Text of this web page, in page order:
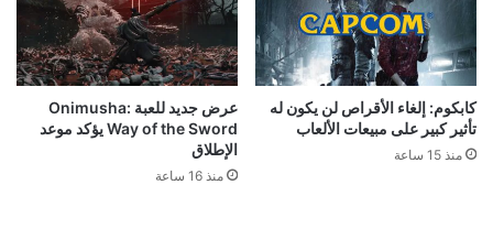
كابكوم: إلغاء الأقراص لن يكون له
تأثير كبير على مبيعات الألعاب
منذ 15 ساعة
عرض جديد للعبة Onimusha:
Way of the Sword يؤكد موعد
الإطلاق
منذ 16 ساعة